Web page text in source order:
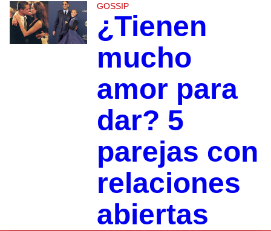
GOSSIP
¿Tienen
mucho
amor para
dar? 5
parejas con
relaciones
abiertas